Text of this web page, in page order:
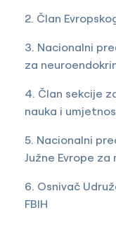
2. Član
3. Nacionalni
za
4. Član sekcije
nauka i
5. Nacionalni
Južne Evrope za
6. Osnivač
FBIH